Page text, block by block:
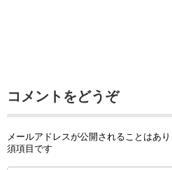
コメントをどうぞ
メールアドレスが公開されることはあり
須項目です